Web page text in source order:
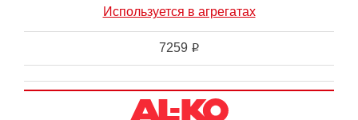
Используется в агрегатах
7259 i